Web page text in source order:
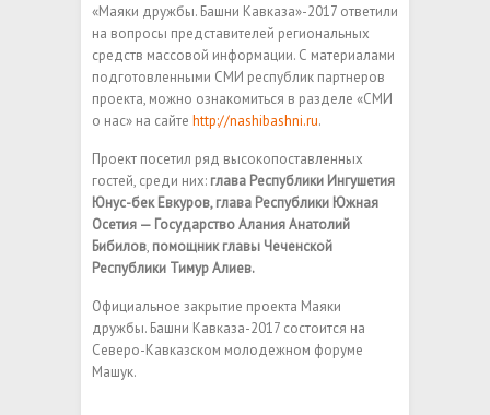
«Маяки дружбы. Башни Кавказа»-2017 ответили
на вопросы представителей региональных
средств массовой информации. С материалами
подготовленными СМИ республик партнеров
проекта, можно ознакомиться в разделе «СМИ
о нас» на сайте http://nashibashni.ru.
Проект посетил ряд высокопоставленных
гостей, среди них: глава Республики Ингушетия
Юнус-бек Евкуров, глава Республики Южная
Осетия — Государство Алания Анатолий
Бибилов, помощник главы Чеченской
Республики Тимур Алиев.
Официальное закрытие проекта Маяки
дружбы. Башни Кавказа-2017 состоится на
Северо-Кавказском молодежном форуме
Машук.